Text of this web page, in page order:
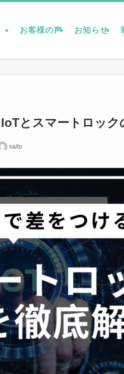
お客様の声 お知らせ
とスマートロッ
saito